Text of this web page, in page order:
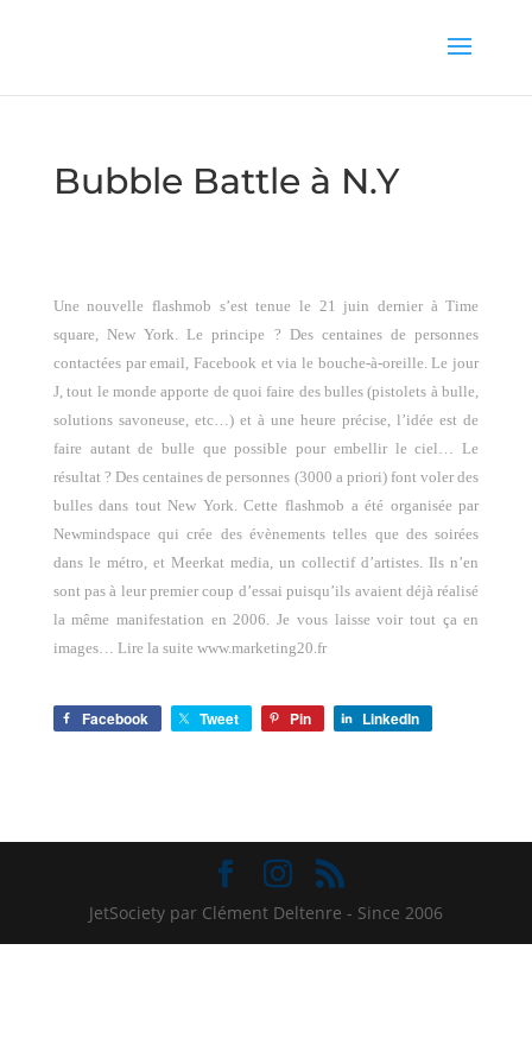
Bubble Battle à N.Y
Une nouvelle flashmob s’est tenue le 21 juin dernier à Time
square, New York. Le principe ? Des centaines de personnes
contactées par email, Facebook et via le bouche-à-oreille. Le jour
J, tout le monde apporte de quoi faire des bulles (pistolets à bulle,
solutions savoneuse, etc…) et à une heure précise, l’idée est de
faire autant de bulle que possible pour embellir le ciel… Le
résultat ? Des centaines de personnes (3000 apriori) font voler des
bulles dans tout New York. Cette flashmob a été organisée par
Newmindspace qui crée des évènements telles que des soirées
dans le métro, et Meerkat media, un collectif d’artistes. Ils n’en
sont pas à leur premier coup d’essai puisqu’ils avaient déjà réalisé
la même manifestation en 2006. Je vous laisse voir tout ça en
images… Lire la suite www.marketing20.fr
Facebook Tweet Pin LinkedIn
JetSociety par Clément Deltenre - Since 2006